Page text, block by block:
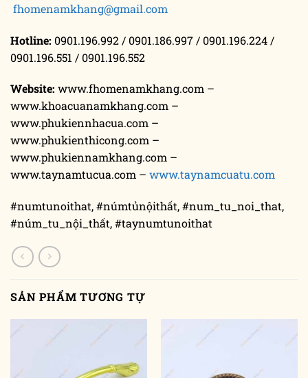
fhomenamkhang@gmail.com
Hotline: 0901.196.992 / 0901.186.997 / 0901.196.224 /
0901.196.551 / 0901.196.552
Website: www.fhomenamkhang.com –
www.khoacuanamkhang.com –
www.phukiennhacua.com –
www.phukienthicong.com –
www.phukiennamkhang.com –
www.taynamtucua.com – www.taynamcuatu.com
#numtunoithat, #númtủnộithất, #num_tu_noi_that,
#núm_tu_nội_thất, #taynumtunoithat
SẢN PHẨM TƯƠNG TỰ